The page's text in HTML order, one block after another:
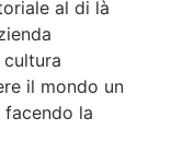
al di là
il mondo un
la